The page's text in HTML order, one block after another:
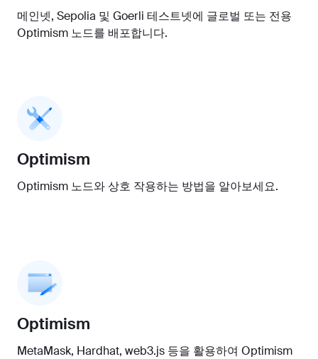
메인넷, Sepolia 및 Goerli 테스트넷에 글로벌 또는 전용
Optimism 노드를 배포합니다.
Optimism
Optimism 노드와 상호 작용하는 방법을 알아보세요.
Optimism
MetaMask, Hardhat, web3.js 등을 활용하여 Optimism